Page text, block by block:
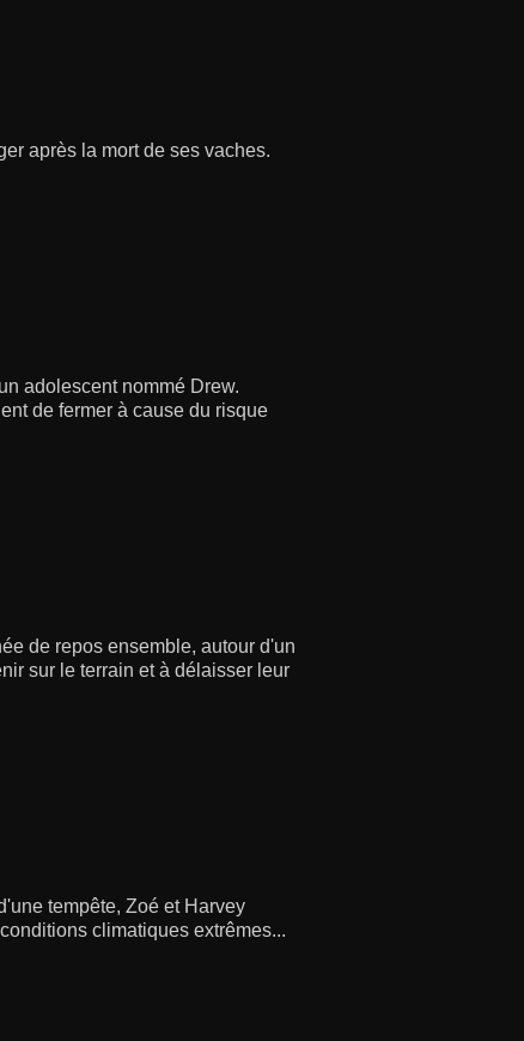
après la mort de ses vaches.
adolescent nommé Drew.
de fermer à cause du risque
de repos ensemble, autour d'un
sur le terrain et à délaisser leur
tempête, Zoé et Harvey
climatiques extrêmes...